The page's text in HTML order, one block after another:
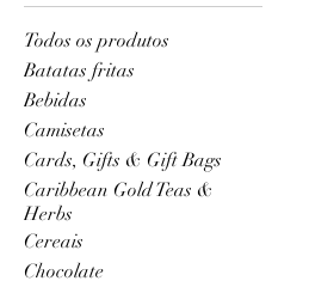
Todos os produtos
Batatas fritas
Bebidas
Camisetas
Cards, Gifts & Gift Bags
Caribbean Gold Teas &
Herbs
Cereais
Chocolate